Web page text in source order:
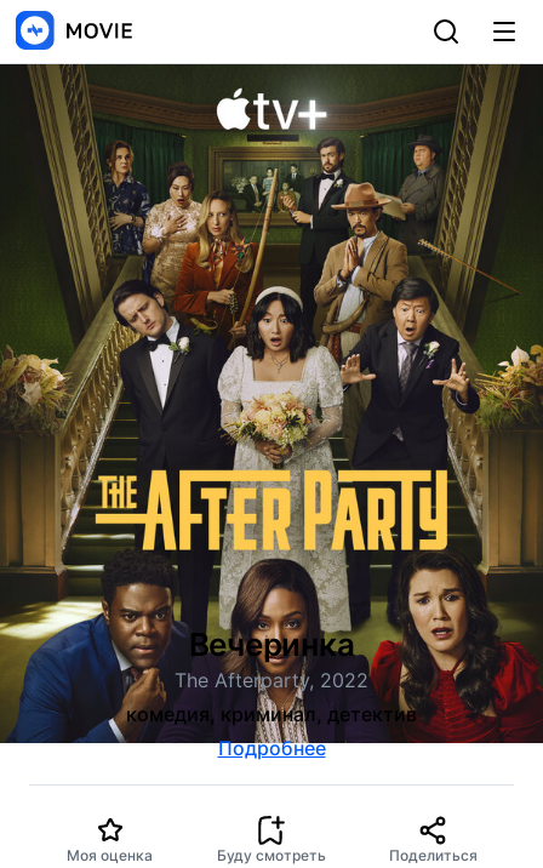
Вечеринка
The Afterparty, 2022
комедия, криминал, детектив
Подробнее
Моя оценка Буду смотреть Поделиться